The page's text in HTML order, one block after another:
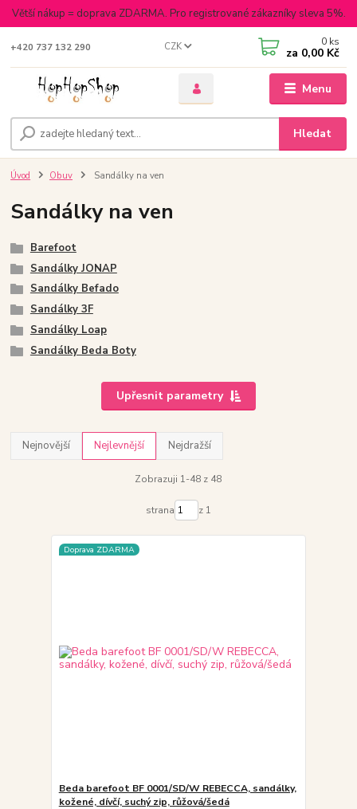
Větší nákup = doprava ZDARMA. Pro registrované zákazníky sleva 5%.
Menu
CZK
Hledat
+420 737 132 290 0 ks
za 0,00 Kč
Úvod Obuv Sandálky na ven
Sandálky na ven
Barefoot
Sandálky JONAP
Sandálky Befado
Sandálky 3F
Sandálky Loap
Sandálky Beda Boty
Upřesnit parametry
Nejnovější Nejlevnější Nejdražší
Zobrazuji 1-48 z 48
strana z 1
Doprava ZDARMA
Beda barefoot BF 0001/SD/W REBECCA, sandálky,
kožené, dívčí, suchý zip, růžová/šedá